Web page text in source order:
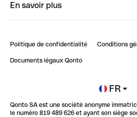
ClubQonto
Impact de l'IA sur les carrières/
En savoir plus
Blog
Newsroom
Glossaire finance
Politique de confidentialité Conditions
Documents légaux Qonto
FR
Qonto SA est une société anonyme
le numéro 819 489 626 et ayant son siège